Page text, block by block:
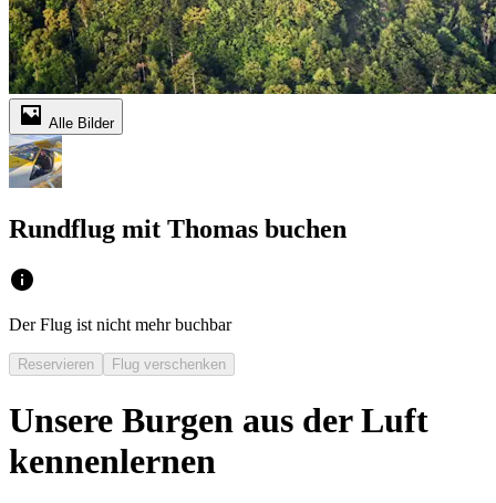
Alle Bilder
Rundflug mit Thomas buchen
Der Flug ist nicht mehr buchbar
Reservieren Flug verschenken
Unsere Burgen aus der Luft
kennenlernen